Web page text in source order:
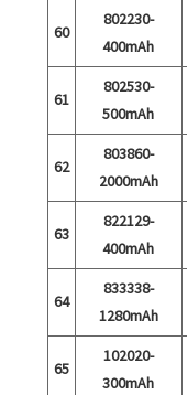
60
802230-
400mAh
61
802530-
500mAh
62
803860-
2000mAh
63
822129-
400mAh
64
833338-
1280mAh
65
102020-
300mAh